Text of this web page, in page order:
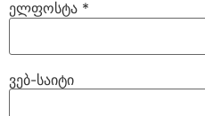
ელფოსტა *
ვებ-საიტი